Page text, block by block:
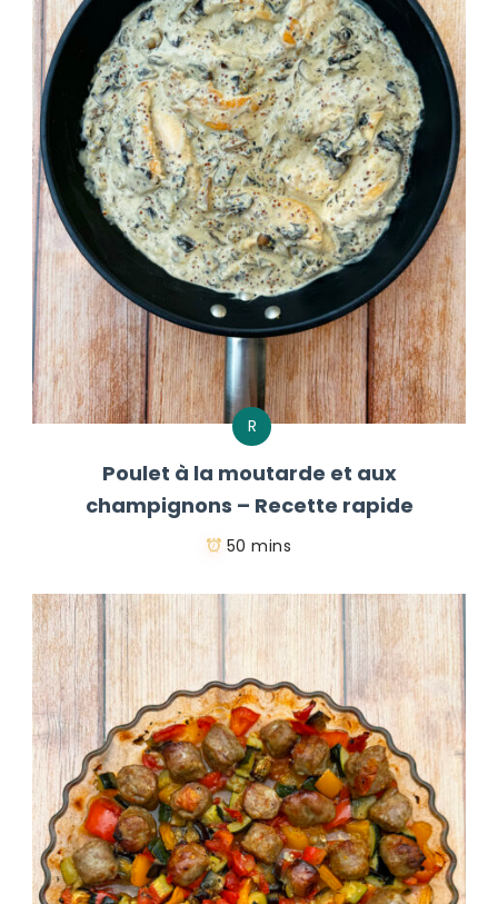
R
Poulet à la moutarde et aux
champignons – Recette rapide
50 mins